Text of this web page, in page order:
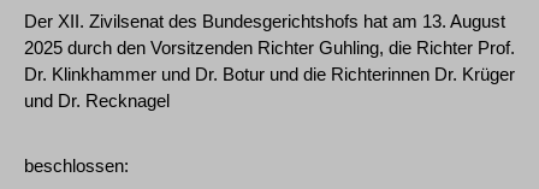
Der XII. Zivilsenat des Bundesgerichtshofs hat am 13. August
2025 durch den Vorsitzenden Richter Guhling, die Richter Prof.
Dr. Klinkhammer und Dr. Botur und die Richterinnen Dr. Krüger
und Dr. Recknagel
beschlossen: